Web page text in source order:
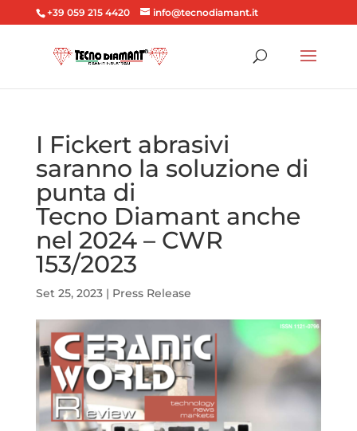
+39 059 215 4420 info@tecnodiamant.it
I Fickert abrasivi
saranno la soluzione di
punta di
Tecno Diamant anche
nel 2024 – CWR
153/2023
Set 25, 2023| Press Release